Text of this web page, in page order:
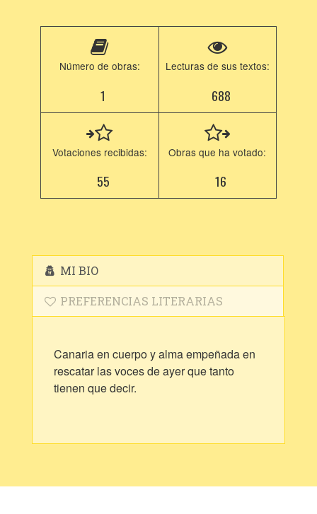
Número de obras:
1
Lecturas de sus textos:
688
Votaciones recibidas:
55
Obras que ha votado:
16
MI BIO
PREFERENCIAS LITERARIAS
Canaria en cuerpo y alma empeñada en
rescatar las voces de ayer que tanto
tienen que decir.